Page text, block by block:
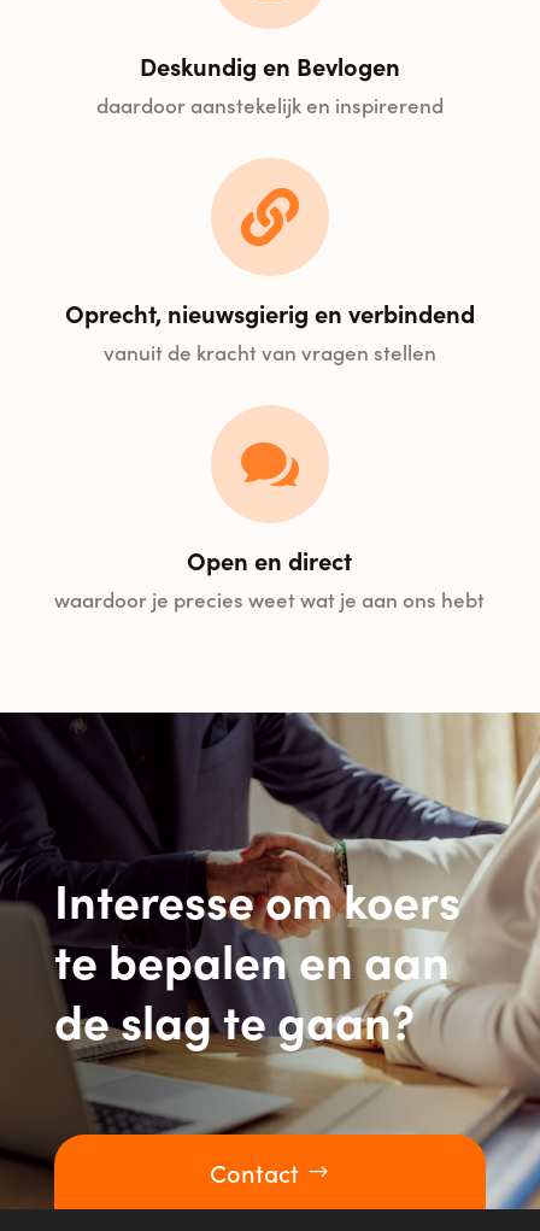
Deskundig en Bevlogen
daardoor aanstekelijk en inspirerend

Oprecht, nieuwsgierig en verbindend
vanuit de kracht van vragen stellen

Open en direct
waardoor je precies weet wat je aan ons hebt
Interesse om koers
te bepalen en aan
de slag te gaan?
Contact